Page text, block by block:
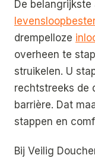
De
drempelloze
overheen te
struikelen. U
rechtstreeks de
barrière. Dat
stappen en
Bij Veilig